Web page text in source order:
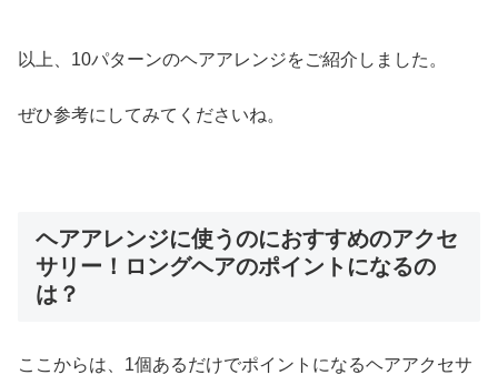
以上、10パターンのヘアアレンジをご紹介しました。
ぜひ参考にしてみてくださいね。
ヘアアレンジに使うのにおすすめのアクセ
サリー！ロングヘアのポイントになるの
は？
ここからは、1個あるだけでポイントになるヘアアクセサ